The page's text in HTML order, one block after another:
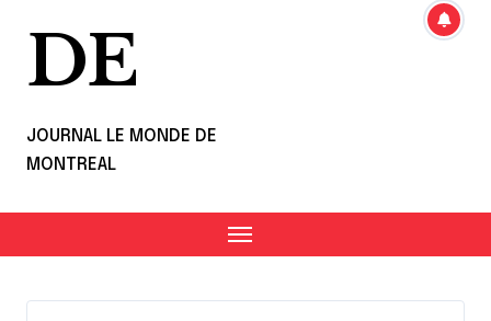
DE
JOURNAL LE MONDE DE
MONTREAL